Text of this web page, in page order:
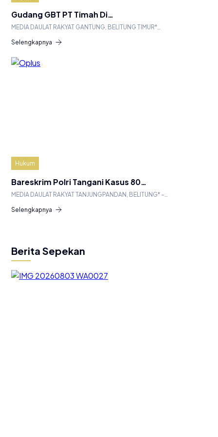
Gudang GBT PT Timah Di…
MEDIA DAULAT RAKYAT GANTUNG, BELITUNG TIMUR*…
Selengkapnya
Hukum
Bareskrim Polri Tangani Kasus 80…
MEDIA DAULAT RAKYAT TANJUNGPANDAN, BELITUNG* –…
Selengkapnya
Berita Sepekan